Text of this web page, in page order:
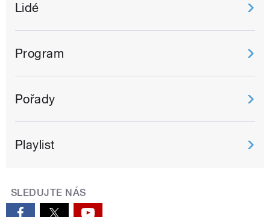
Lidé
Program
Pořady
Playlist
SLEDUJTE NÁS